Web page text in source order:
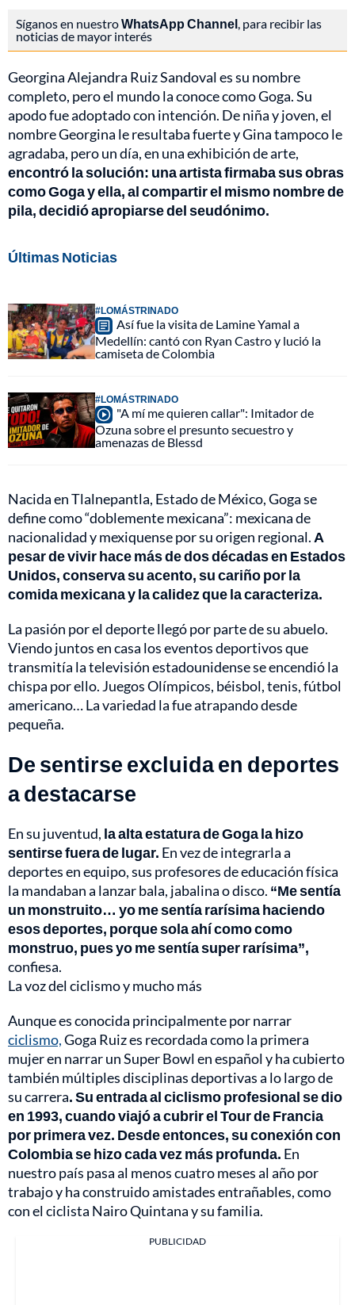
Síganos en nuestroWhatsApp Channel, para recibir las
noticias de mayor interés
Georgina Alejandra Ruiz Sandoval es su nombre
completo, pero el mundo la conoce como Goga. Su
apodo fue adoptado con intención. De niña y joven, el
nombre Georgina le resultaba fuerte y Gina tampoco le
agradaba, pero un día, en una exhibición de arte,
encontró la solución: una artista firmaba sus obras
como Goga y ella, al compartir el mismo nombre de
pila, decidió apropiarse del seudónimo.
Últimas Noticias
#LOMÁSTRINADO
Así fue la visita de Lamine Yamal a
Medellín: cantó con Ryan Castro y lució la
camiseta de Colombia
#LOMÁSTRINADO
"A mí me quieren callar": Imitador de
Ozuna sobre el presunto secuestro y
amenazas de Blessd
Nacida en Tlalnepantla, Estado de México, Goga se
define como “doblemente mexicana”: mexicana de
nacionalidad y mexiquense por su origen regional. A
pesar de vivir hace más de dos décadas en Estados
Unidos, conserva su acento, su cariño por la
comida mexicana y la calidez que la caracteriza.
La pasión por el deporte llegó por parte de su abuelo.
Viendo juntos en casa los eventos deportivos que
transmitía la televisión estadounidense se encendió la
chispa por ello. Juegos Olímpicos, béisbol, tenis, fútbol
americano… La variedad la fue atrapando desde
pequeña.
De sentirse excluida en deportes
a destacarse
En su juventud, la alta estatura de Goga la hizo
sentirse fuera de lugar. En vez de integrarla a
deportes en equipo, sus profesores de educación física
la mandaban a lanzar bala, jabalina o disco. “Me sentía
un monstruito… yo me sentía rarísima haciendo
esos deportes, porque sola ahí como como
monstruo, pues yo me sentía super rarísima”,
confiesa.
La voz del ciclismo y mucho más
Aunque es conocida principalmente por narrar
ciclismo,Goga Ruiz es recordada como la primera
mujer en narrar un Super Bowl en español y ha cubierto
también múltiples disciplinas deportivas a lo largo de
su carrera. Su entrada al ciclismo profesional se dio
en 1993, cuando viajó a cubrir el Tour de Francia
por primera vez. Desde entonces, su conexión con
Colombia se hizo cada vez más profunda. En
nuestro país pasa al menos cuatro meses al año por
trabajo y ha construido amistades entrañables, como
con el ciclista Nairo Quintana y su familia.
PUBLICIDAD